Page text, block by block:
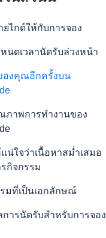
ไกด์ให้กับการจอง
นดเวลานัดรับล่วงหน้า
องคุณอีกครั้งบน
ภาพการทำงานของ
น่ใจว่าเนื้อหาสม่ำเสมอ
กิจกรรม
มที่เป็นเอกลักษณ์
ารนัดรับสำหรับการจอง